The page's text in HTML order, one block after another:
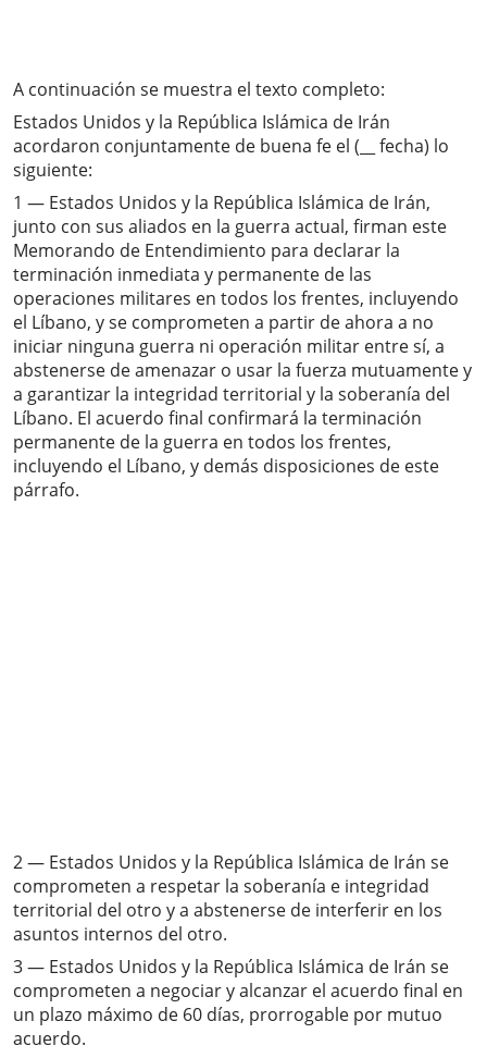
A continuación se muestra el texto completo:
Estados Unidos y la República Islámica de Irán
acordaron conjuntamente de buena fe el (__ fecha) lo
siguiente:
1 — Estados Unidos y la República Islámica de Irán,
junto con sus aliados en la guerra actual, firman este
Memorando de Entendimiento para declarar la
terminación inmediata y permanente de las
operaciones militares en todos los frentes, incluyendo
el Líbano, y se comprometen a partir de ahora a no
iniciar ninguna guerra ni operación militar entre sí, a
abstenerse de amenazar o usar la fuerza mutuamente y
a garantizar la integridad territorial y la soberanía del
Líbano. El acuerdo final confirmará la terminación
permanente de la guerra en todos los frentes,
incluyendo el Líbano, y demás disposiciones de este
párrafo.
2 — Estados Unidos y la República Islámica de Irán se
comprometen a respetar la soberanía e integridad
territorial del otro y a abstenerse de interferir en los
asuntos internos del otro.
3 — Estados Unidos y la República Islámica de Irán se
comprometen a negociar y alcanzar el acuerdo final en
un plazo máximo de 60 días, prorrogable por mutuo
acuerdo.